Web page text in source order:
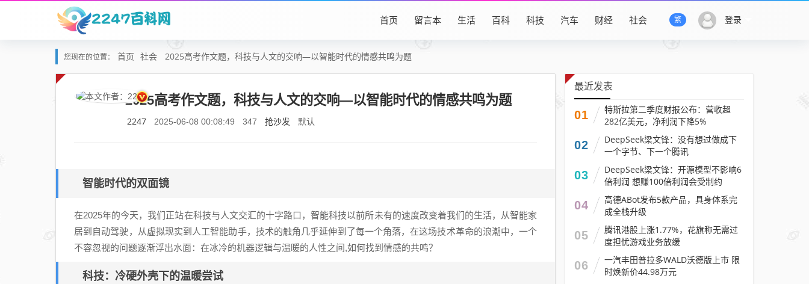
登录
繁
首页 留言本 生活 百科 科技 汽车 财经 社会
您现在的位置： 首页 社会 2025高考作文题，科技与人文的交响—以智能时代的情感共鸣为题
2025高考作文题，科技与人文的交响—以智能时代的情感共鸣为题
2247 2025-06-08 00:08:49 347 抢沙发 默认
智能时代的双面镜
在2025年的今天，我们正站在科技与人文交汇的十字路口，智能科技以前所未有的速度改变着我们的生活，从智能家
居到自动驾驶，从虚拟现实到人工智能助手，技术的触角几乎延伸到了每一个角落，在这场技术革命的浪潮中，一个
不容忽视的问题逐渐浮出水面：在冰冷的机器逻辑与温暖的人性之间,如何找到情感的共鸣？
科技：冷硬外壳下的温暖尝试
最近发表
01
特斯拉第二季度财报公布：营收超
282亿美元，净利润下降5%
02
DeepSeek梁文锋：没有想过做成下
一个字节、下一个腾讯
03
DeepSeek梁文锋：开源模型不影响6
倍利润 想赚100倍利润会受制约
04
高德ABot发布5款产品，具身体系完
成全栈升级
05
腾讯港股上涨1.77%，花旗称无需过
度担忧游戏业务放缓
06
一汽丰田普拉多WALD沃德版上市 限
时焕新价44.98万元